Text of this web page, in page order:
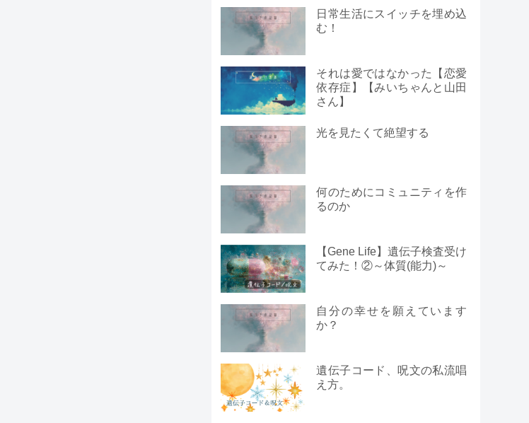
日常生活にスイッチを埋め込
む！
それは愛ではなかった【恋愛
依存症】【みいちゃんと山田
さん】
光を見たくて絶望する
何のためにコミュニティを作
るのか
【Gene Life】遺伝子検査受け
てみた！②～体質(能力)～
自分の幸せを願えています
か？
遺伝子コード、呪文の私流唱
え方。